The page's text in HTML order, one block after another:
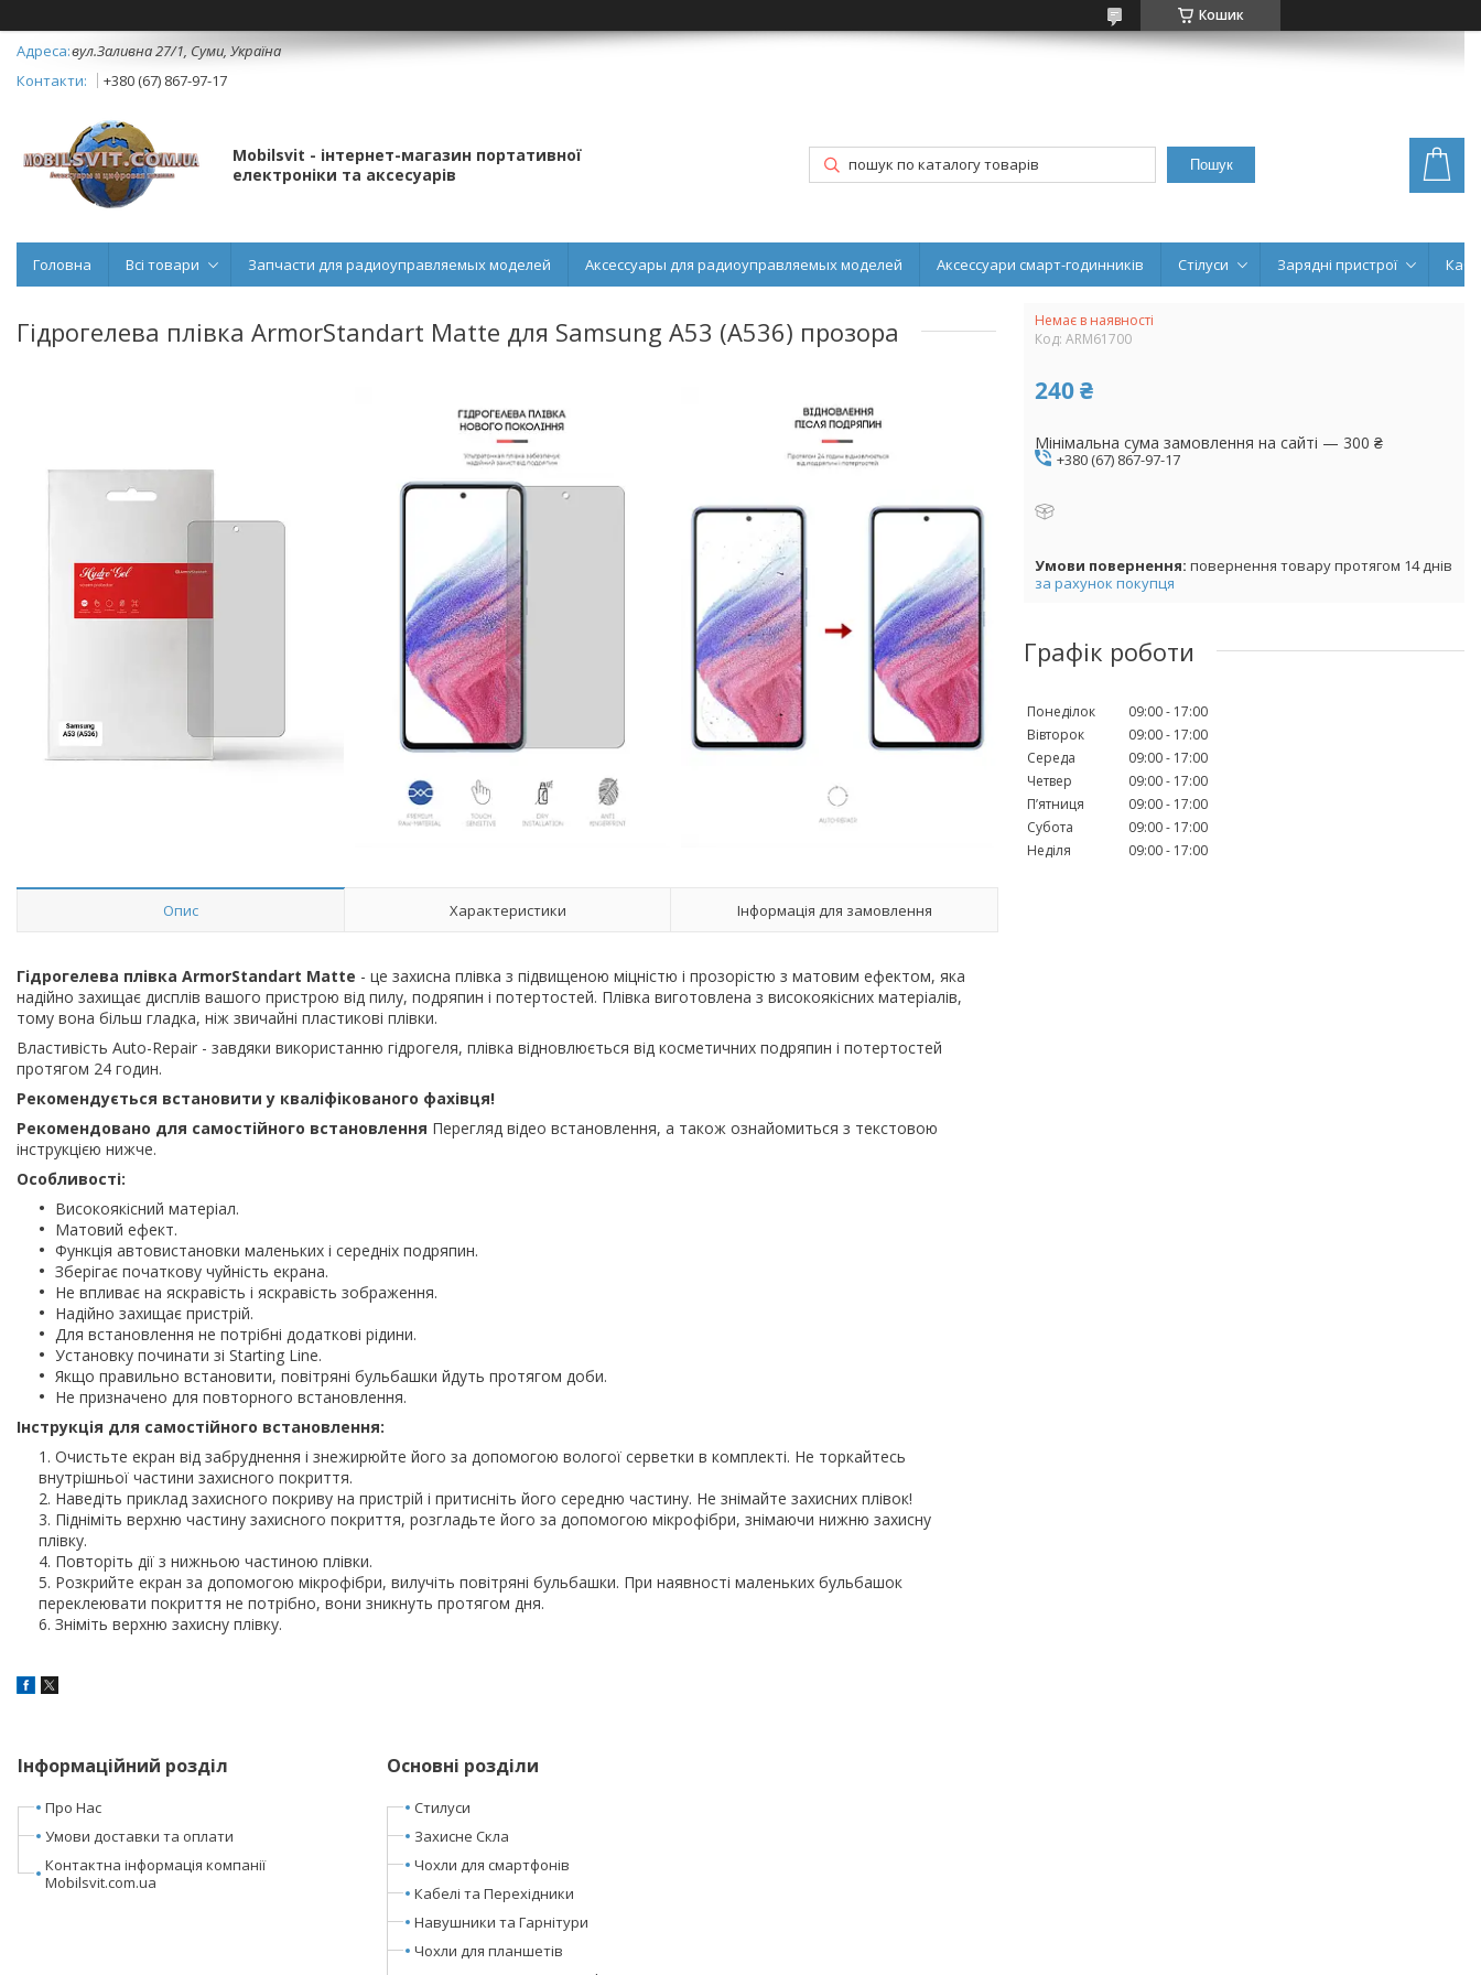
Кошик
вул.Заливна 27/1, Суми, Україна
+380 (67) 867-97-17
Mobilsvit - інтернет-магазин портативної
електроніки та аксесуарів
Пошук
Головна Всі товари Запчасти для радиоуправляемых моделей Аксессуары для радиоуправляемых моделей Аксессуари смарт-годинників Стілуси Зарядні пристрої
Гідрогелева плівка ArmorStandart Matte для Samsung A53 (A536) прозора
Опис Характеристики Інформація для замовлення
Гідрогелева плівка ArmorStandart Matte - це захисна плівка з підвищеною міцністю і прозорістю з матовим ефектом, яка
надійно захищає дисплів вашого пристрою від пилу, подряпин і потертостей. Плівка виготовлена з високоякісних матеріалів,
тому вона більш гладка, ніж звичайні пластикові плівки.
Властивість Auto-Repair - завдяки використанню гідрогеля, плівка відновлюється від косметичних подряпин і потертостей
протягом 24 годин.
Рекомендується встановити у кваліфікованого фахівця!
Рекомендовано для самостійного встановлення Перегляд відео встановлення, а також ознайомиться з текстовою
інструкцією нижче.
Особливості:
Високоякісний матеріал.
Матовий ефект.
Функція автовистановки маленьких і середніх подряпин.
Зберігає початкову чуйність екрана.
Не впливає на яскравість і яскравість зображення.
Надійно захищає пристрій.
Для встановлення не потрібні додаткові рідини.
Установку починати зі Starting Line.
Якщо правильно встановити, повітряні бульбашки йдуть протягом доби.
Не призначено для повторного встановлення.
Інструкція для самостійного встановлення:
Очистьте екран від забруднення і знежирюйте його за допомогою вологої серветки в комплекті. Не торкайтесь
внутрішньої частини захисного покриття.
Наведіть приклад захисного покриву на пристрій і притисніть його середню частину. Не знімайте захисних плівок!
Підніміть верхню частину захисного покриття, розгладьте його за допомогою мікрофібри, знімаючи нижню захисну
плівку.
Повторіть дії з нижньою частиною плівки.
Розкрийте екран за допомогою мікрофібри, вилучіть повітряні бульбашки. При наявності маленьких бульбашок
переклеювати покриття не потрібно, вони зникнуть протягом дня.
Зніміть верхню захисну плівку.
Немає в наявності
Код: ARM61700
240 ₴
Мінімальна сума замовлення на сайті — 300 ₴
+380 (67) 867-97-17
повернення товару протягом 14 днів
за рахунок покупця
Графік роботи
Понеділок 09:00
17:00
Вівторок
09:00
17:00
Середа
09:00
17:00
Четвер
09:00
17:00
Пʼятниця
09:00
17:00
Субота
09:00
17:00
Неділя
09:00 17:00
Інформаційний розділ
Про Нас
Умови доставки та оплати
Контактна інформація компанії
Mobilsvit.com.ua
Основні розділи
Стилуси
Захисне Скла
Чохли для смартфонів
Кабелі та Перехідники
Навушники та Гарнітури
Чохли для планшетів